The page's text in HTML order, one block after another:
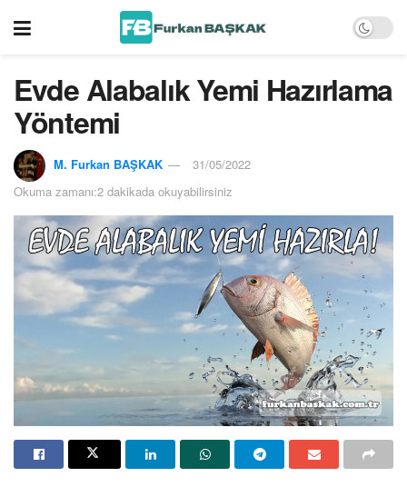
Evde Alabalık Yemi Hazırlama
Yöntemi
M. Furkan BAŞKAK
31/05/2022
Okuma zamanı:2 dakikada okuyabilirsiniz